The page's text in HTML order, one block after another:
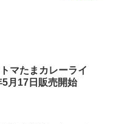
マたまカレーライ
5月17日販売開始